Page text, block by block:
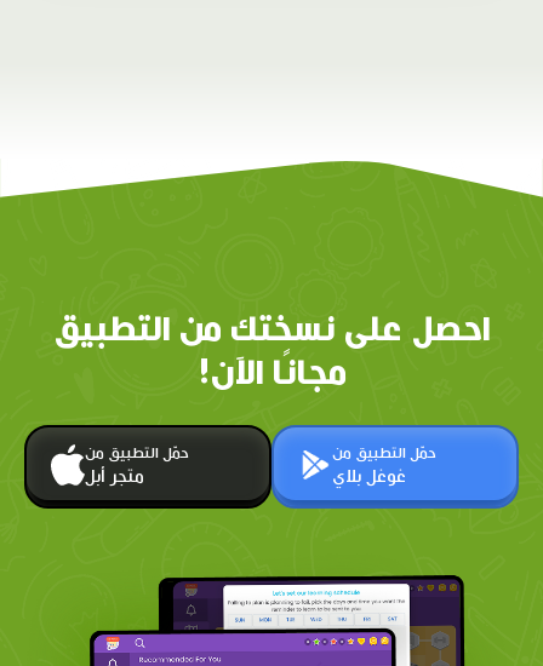
احصل على نسختك من التطبيق
مجانًا الآن!
حمّل التطبيق من
متجر أبل
حمّل التطبيق من
غوغل بلاي